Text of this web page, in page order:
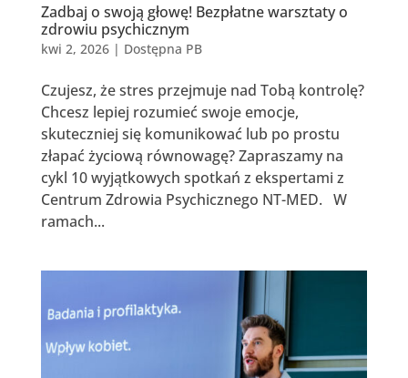
Zadbaj o swoją głowę! Bezpłatne warsztaty o
zdrowiu psychicznym
kwi 2, 2026| Dostępna PB
Czujesz, że stres przejmuje nad Tobą kontrolę?
Chcesz lepiej rozumieć swoje emocje,
skuteczniej się komunikować lub po prostu
złapać życiową równowagę? Zapraszamy na
cykl 10 wyjątkowych spotkań z ekspertami z
Centrum Zdrowia Psychicznego NT-MED. W
ramach...